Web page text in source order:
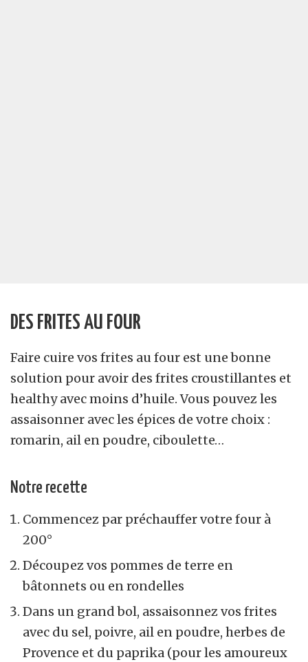
DES FRITES AU FOUR
Faire cuire vos frites au four est une bonne
solution pour avoir des frites croustillantes et
healthy avec moins d’huile. Vous pouvez les
assaisonner avec les épices de votre choix :
romarin, ail en poudre, ciboulette…
Notre recette
Commencez par préchauffer votre four à
200°
Découpez vos pommes de terre en
bâtonnets ou en rondelles
Dans un grand bol, assaisonnez vos frites
avec du sel, poivre, ail en poudre, herbes de
Provence et du paprika (pour les amoureux